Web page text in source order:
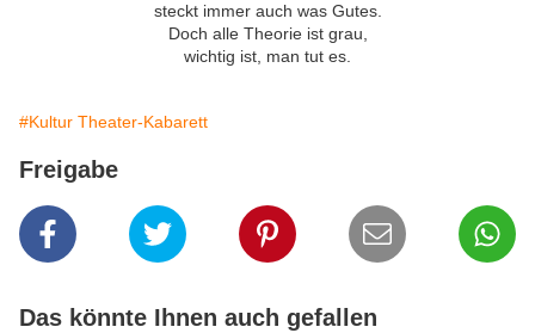
steckt immer auch was Gutes.
Doch alle Theorie ist grau,
wichtig ist, man tut es.
#Kultur Theater-Kabarett
Freigabe
Das könnte Ihnen auch gefallen